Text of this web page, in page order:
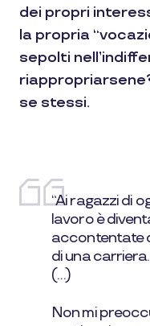
dei propri
la propria
sepolti
se stessi.
“Ai ragazzi di
lavoro è
accontentate
di una
(…)
Non mi